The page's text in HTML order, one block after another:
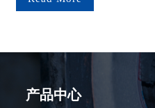
产品中心